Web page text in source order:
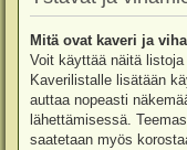
Mitä ovat kaveri ja
Voit käyttää näitä
Kaverilistalle lisätään
auttaa nopeasti
lähettämisessä.
saatetaan myös